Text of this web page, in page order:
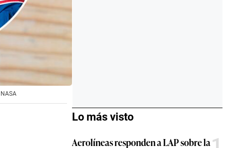
Lo más visto
Aerolíneas responden a LAP sobre la